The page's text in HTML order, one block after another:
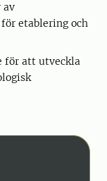
av
etablering och
för att utveckla